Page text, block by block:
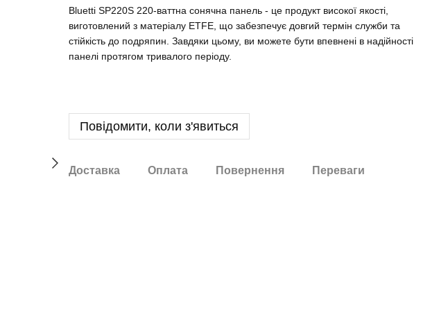
Bluetti SP220S 220-ваттна сонячна панель - це продукт високої якості,
виготовлений з матеріалу ETFE, що забезпечує довгий термін служби та
стійкість до подряпин. Завдяки цьому, ви можете бути впевнені в надійності
панелі протягом тривалого періоду.
Повідомити, коли з'явиться
Доставка Оплата Повернення Переваги